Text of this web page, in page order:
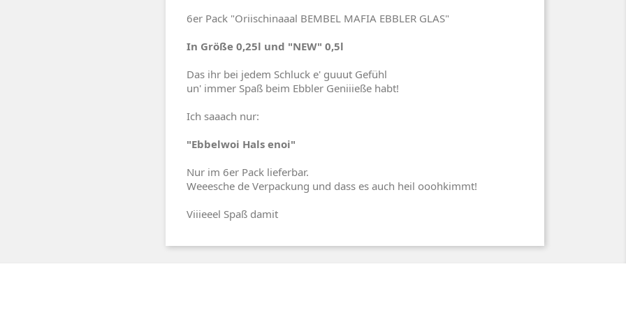
6er Pack "Oriischinaaal BEMBEL MAFIA EBBLER GLAS"
In Größe 0,25l und "NEW" 0,5l
Das ihr bei jedem Schluck e' guuut Gefühl
un' immer Spaß beim Ebbler Geniiieße habt!
Ich saaach nur:
"Ebbelwoi Hals enoi"
Nur im 6er Pack lieferbar.
Weeesche de Verpackung und dass es auch heil ooohkimmt!
Viiieeel Spaß damit